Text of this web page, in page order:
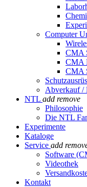
Computer
CMA
CMA
CMA
Abverkauf /
NTL add remove
Philosophie
Die NTL
Experimente
Kataloge
Service add
Software
Videothek
Kontakt